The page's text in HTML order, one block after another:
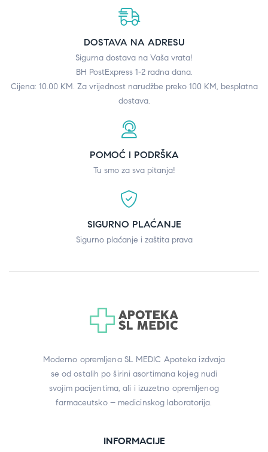
DOSTAVA NA ADRESU
Sigurna dostava na Vaša vrata!
BH PostExpress 1-2 radna dana.
Cijena: 10.00 KM. Za vrijednost narudžbe preko 100 KM, besplatna
dostava.
POMOĆ I PODRŠKA
Tu smo za sva pitanja!
SIGURNO PLAĆANJE
Sigurno plaćanje i zaštita prava
Moderno opremljena SL MEDIC Apoteka izdvaja
se od ostalih po širini asortimana kojeg nudi
svojim pacijentima, ali i izuzetno opremljenog
farmaceutsko – medicinskog laboratorija.
INFORMACIJE